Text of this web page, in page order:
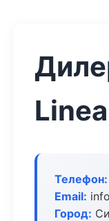
Телефон:
Email:
Город: